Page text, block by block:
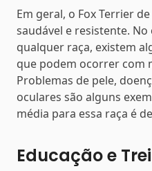
Em geral, o Fox Terrier
saudável e resistente.
qualquer raça, existem
que podem ocorrer com
Problemas de pele,
oculares são alguns
média para essa raça é
Educação e